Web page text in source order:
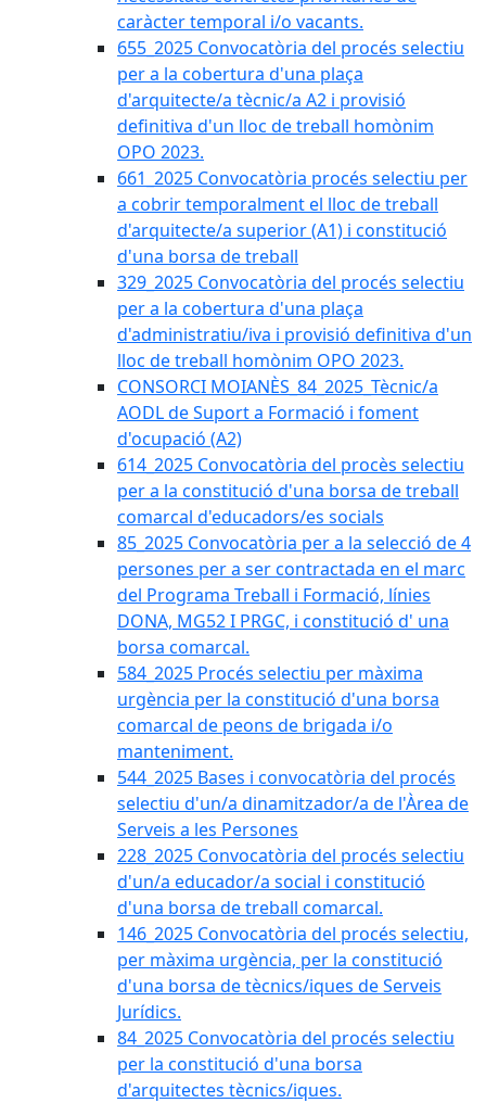
caràcter temporal i/o vacants.
655_2025 Convocatòria del procés selectiu
per a la cobertura d'una plaça
d'arquitecte/a tècnic/a A2 i provisió
definitiva d'un lloc de treball homònim
OPO 2023.
661_2025 Convocatòria procés selectiu per
a cobrir temporalment el lloc de treball
d'arquitecte/a superior (A1) i constitució
d'una borsa de treball
329_2025 Convocatòria del procés selectiu
per a la cobertura d'una plaça
d'administratiu/iva i provisió definitiva d'un
lloc de treball homònim OPO 2023.
CONSORCI MOIANÈS_84_2025_Tècnic/a
AODL de Suport a Formació i foment
d'ocupació (A2)
614_2025 Convocatòria del procès selectiu
per a la constitució d'una borsa de treball
comarcal d'educadors/es socials
85_2025 Convocatòria per a la selecció de 4
persones per a ser contractada en el marc
del Programa Treball i Formació, línies
DONA, MG52 I PRGC, i constitució d' una
borsa comarcal.
584_2025 Procés selectiu per màxima
urgència per la constitució d'una borsa
comarcal de peons de brigada i/o
manteniment.
544_2025 Bases i convocatòria del procés
selectiu d'un/a dinamitzador/a de l'Àrea de
Serveis a les Persones
228_2025 Convocatòria del procés selectiu
d'un/a educador/a social i constitució
d'una borsa de treball comarcal.
146_2025 Convocatòria del procés selectiu,
per màxima urgència, per la constitució
d'una borsa de tècnics/iques de Serveis
Jurídics.
84_2025 Convocatòria del procés selectiu
per la constitució d'una borsa
d'arquitectes tècnics/iques.